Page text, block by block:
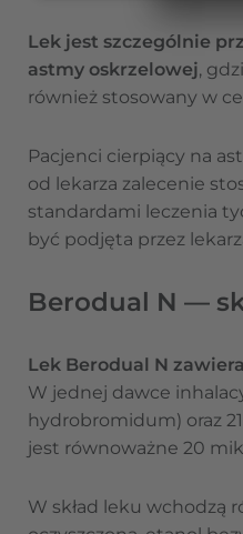
Lek jest szczególnie
astmy oskrzelowej,
również stosowany w
Pacjenci cierpiący na
od lekarza zalecenie
standardami leczenia
być podjęta przez
Berodual N —
Lek Berodual N
W jednej dawce
hydrobromidum) oraz
jest równoważne 20
W skład leku wchodzą